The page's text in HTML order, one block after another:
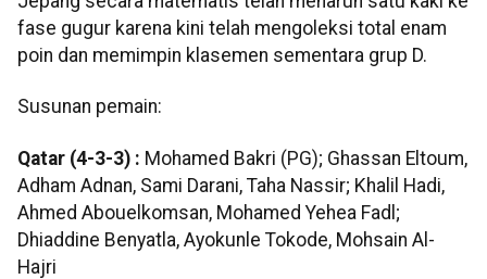
fase gugur karena kini telah mengoleksi total enam
poin dan memimpin klasemen sementara grup D.
Susunan pemain:
Qatar (4-3-3) : Mohamed Bakri (PG); Ghassan Eltoum,
Adham Adnan, Sami Darani, Taha Nassir; Khalil Hadi,
Ahmed Abouelkomsan, Mohamed Yehea Fadl;
Dhiaddine Benyatla, Ayokunle Tokode, Mohsain Al-
Hajri